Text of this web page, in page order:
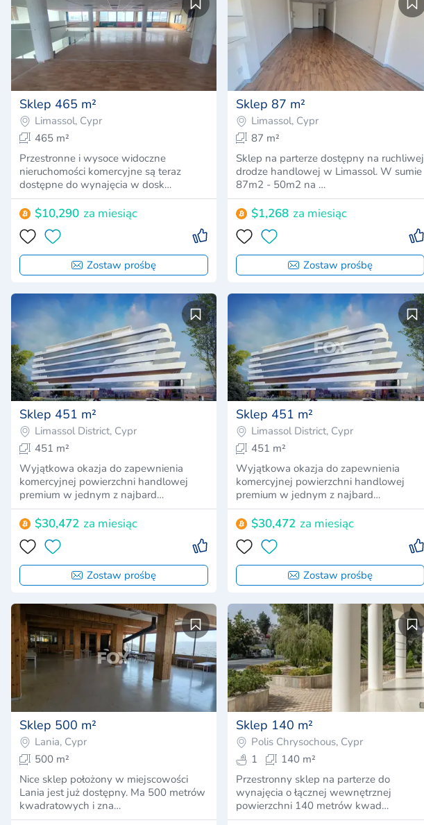
Sklep 465 m²
Limassol, Cypr
465 m²
Przestronne i wysoce widoczne
nieruchomości komercyjne są teraz
dostępne do wynajęcia w dosk…
$10,290 za miesiąc
Zostaw prośbę
Sklep 87 m²
Limassol, Cypr
87 m²
Sklep na parterze dostępny na ruchliwej
drodze handlowej w Limassol. W sumie
87m2 - 50m2 na …
$1,268 za miesiąc
Zostaw prośbę
Sklep 451 m²
Limassol District, Cypr
451 m²
Wyjątkowa okazja do zapewnienia
komercyjnej powierzchni handlowej
premium w jednym z najbard…
$30,472 za miesiąc
Zostaw prośbę
Sklep 451 m²
Limassol District, Cypr
451 m²
Wyjątkowa okazja do zapewnienia
komercyjnej powierzchni handlowej
premium w jednym z najbard…
$30,472 za miesiąc
Zostaw prośbę
Sklep 500 m²
Lania, Cypr
500 m²
Nice sklep położony w miejscowości
Lania jest już dostępny. Ma 500 metrów
kwadratowych i zna…
Sklep 140 m²
Polis Chrysochous, Cypr
1
140 m²
Przestronny sklep na parterze do
wynajęcia o łącznej wewnętrznej
powierzchni 140 metrów kwad…